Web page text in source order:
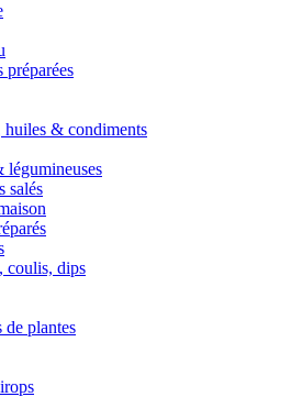
préparées
huiles & condiments
légumineuses
salés
coulis, dips
de plantes